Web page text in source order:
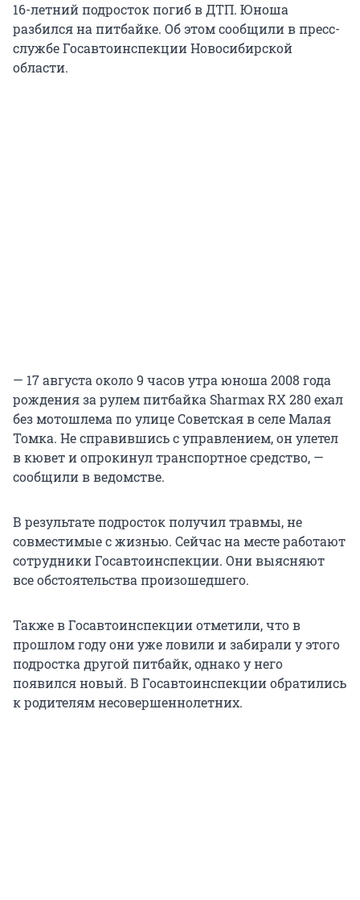
16-летний подросток погиб в ДТП. Юноша
разбился на питбайке. Об этом сообщили в пресс-
службе Госавтоинспекции Новосибирской
области.
— 17 августа около 9 часов утра юноша 2008 года
рождения за рулем питбайка Sharmax RX 280 ехал
без мотошлема по улице Советская в селе Малая
Томка. Не справившись с управлением, он улетел
в кювет и опрокинул транспортное средство, —
сообщили в ведомстве.
В результате подросток получил травмы, не
совместимые с жизнью. Сейчас на месте работают
сотрудники Госавтоинспекции. Они выясняют
все обстоятельства произошедшего.
Также в Госавтоинспекции отметили, что в
прошлом году они уже ловили и забирали у этого
подростка другой питбайк, однако у него
появился новый. В Госавтоинспекции обратились
к родителям несовершеннолетних.